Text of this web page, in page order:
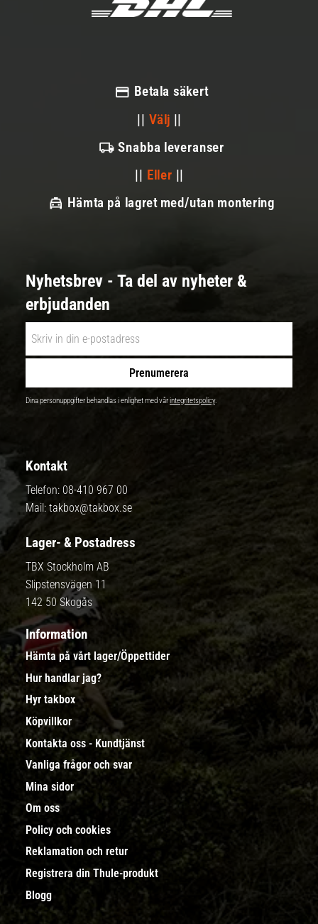
Betala säkert
|| Välj ||
Snabba leveranser
|| Eller ||
Hämta på lagret med/utan montering
Nyhetsbrev - Ta del av nyheter &
erbjudanden
Prenumerera
Dina personuppgifter behandlas i enlighet med vårintegritetspolicy.
Kontakt
Telefon: 08-410 967 00
Mail: takbox@takbox.se
Lager- & Postadress
TBX Stockholm AB
Slipstensvägen 11
142 50 Skogås
Information
Hämta på vårt lager/Öppettider
Hur handlar jag?
Hyr takbox
Köpvillkor
Kontakta oss - Kundtjänst
Vanliga frågor och svar
Mina sidor
Om oss
Policy och cookies
Reklamation och retur
Registrera din Thule-produkt
Blogg